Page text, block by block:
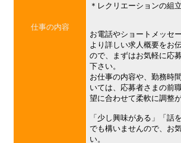
仕事の内容
＊レクリエーションの組
お電話やショートメッセ
より詳しい求人概要をお
ので、まずはお気軽に応
下さい。
お仕事の内容や、勤務時
いては、応募者さまの前
望に合わせて柔軟に調整
「少し興味がある」「話
でも構いませんので、お
い。